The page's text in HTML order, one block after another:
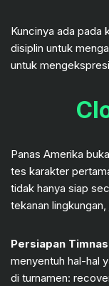
Kuncinya ada pada
disiplin untuk
untuk
Panas Amerika
tes karakter
tidak hanya siap
tekanan
Persiapan
menyentuh hal-hal
di turnamen: